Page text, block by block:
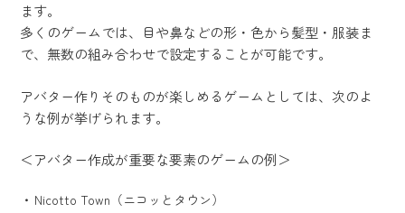
ます。
多くのゲームでは、目や鼻などの形・色から髪型・服装ま
で、無数の組み合わせで設定することが可能です。
アバター作りそのものが楽しめるゲームとしては、次のよ
うな例が挙げられます。
＜アバター作成が重要な要素のゲームの例＞
Nicotto Town（ニコッとタウン）